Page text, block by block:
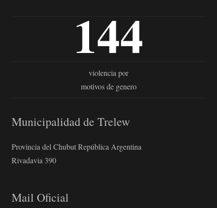
144
violencia por
motivos de genero
Municipalidad de Trelew
Provincia del Chubut República Argentina
Rivadavia 390
Mail Oficial